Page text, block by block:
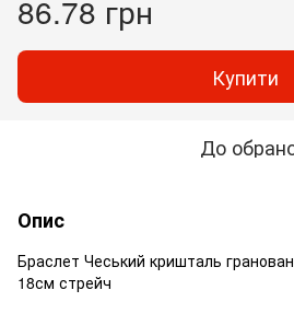
86.78 грн
Купити
До
Опис
Браслет Чеський кришталь
18см стрейч